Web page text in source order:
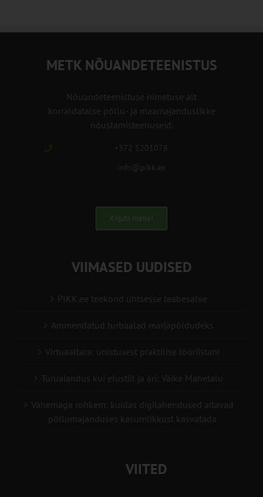
METK NÕUANDETEENISTUS
Nõuandeteenistuse nimetuse alt
korraldatalse põllu- ja maamajanduslikke
nõustamisteenuseid.
+372 5201078
info@pikk.ee
Kirjuta meile!
VIIMASED UUDISED
PIKK.ee teekond ühtsesse teabesalve
Ammendatud turbaalad marjapõldudeks
Virtuaaltara: unistusest praktilise tööriistani
Turuaiandus kui elustiil ja äri: Väike Mahetalu
Vähemaga rohkem: kuidas digilahendused aitavad
põllumajanduses kasumlikkust kasvatada
VIITED